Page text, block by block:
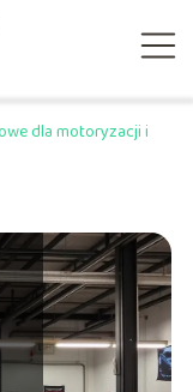
dla motoryzacji i